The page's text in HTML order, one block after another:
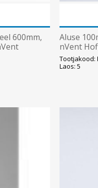
600mm,
Aluse
nVent
Tootjakood:
Laos: 5